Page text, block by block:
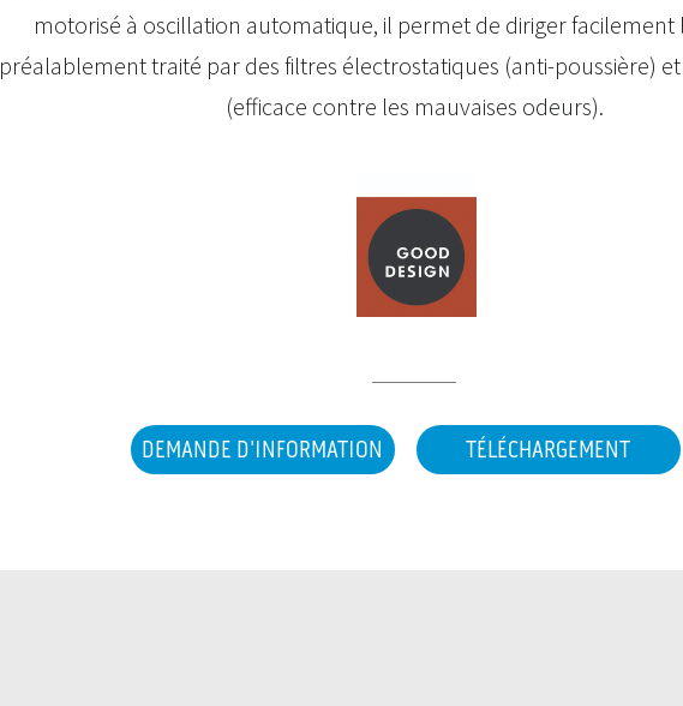
motorisé à oscillation automatique, il permet de diriger facilement
préalablement traité par des filtres électrostatiques (anti-poussière)
(efficace contre les mauvaises odeurs).
DEMANDE D'INFORMATION TÉLÉCHARGEMENT